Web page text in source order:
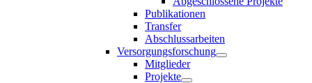
Publikationen
Transfer
Abschlussarbeiten
Versorgungsforschung
Mitglieder
Projekte